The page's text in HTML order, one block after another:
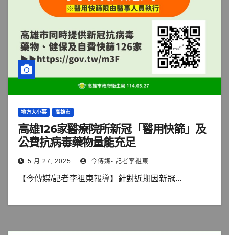
地方大小事 高雄市
高雄126家醫療院所新冠「醫用快篩」及
公費抗病毒藥物量能充足
5 月 27, 2025 今傳媒- 記者李祖東
【今傳媒/記者李祖東報導】針對近期因新冠...